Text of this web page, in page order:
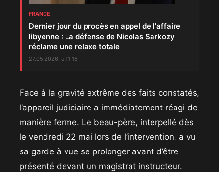
FRANCE
Dernier jour du procès en appel de l'affaire
libyenne : La défense de Nicolas Sarkozy
réclame une relaxe totale
27.05.2026. u 11:16
​Face à la gravité extrême des faits constatés,
l’appareil judiciaire a immédiatement réagi de
manière ferme. Le beau-père, interpellé dès
le vendredi 22 mai lors de l’intervention, a vu
sa garde à vue se prolonger avant d’être
présenté devant un magistrat instructeur.